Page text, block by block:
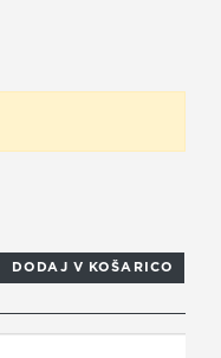
DODAJ V KOŠARICO